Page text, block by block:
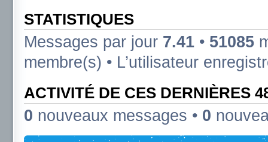
STATISTIQUES
Messages par jour 7.41 • 51085
membre(s) • L’utilisateur
ACTIVITÉ DE CES DERNIÈRES
0 nouveaux messages • 0